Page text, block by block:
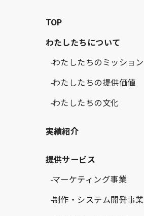
TOP
わたしたちについて
わたしたちのミッション
わたしたちの提供価値
わたしたちの文化
実績紹介
提供サービス
マーケティング事業
制作・システム開発事業